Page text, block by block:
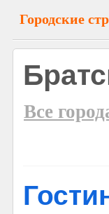
Городские
Все